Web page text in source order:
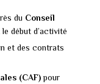
du Conseil
début d’activité
et des contrats
(CAF)pour